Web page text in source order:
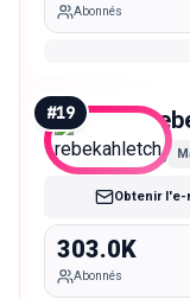
Abonnés
#19
Obtenir l'e-
303.0K
Abonnés